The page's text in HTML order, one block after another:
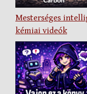
Mesterséges
kémiai videók